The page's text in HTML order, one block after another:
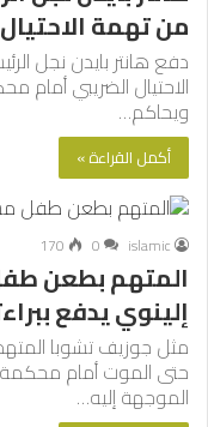
من تهمة
دفع هانتر بايدن نجل
الاحتيال الضريبي
ويحاكم…
أكمل القراءة »
islamic
0
170
المتهم بطعن
إلينوي يدفع
مثل جوزيف تشوبا
حتى الموت أمام محكمة
الموجهة إليه…